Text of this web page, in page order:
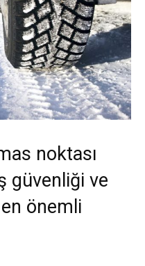
noktası
güvenliği ve
önemli